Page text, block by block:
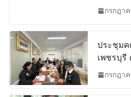
กรกฎา
ประชุมค
เพชรบุรี
กรกฎา